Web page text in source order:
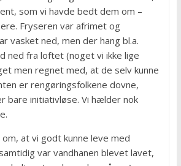
som vi havde bedt dem om –
Fryseren var afrimet og
vasket ned, men der hang bl.a.
ned fra loftet (noget vi ikke lige
men regnet med, at de selv kunne
er rengøringsfolkene dovne,
bare initiativløse. Vi hælder nok
at vi godt kunne leve med
var vandhanen blevet lavet,